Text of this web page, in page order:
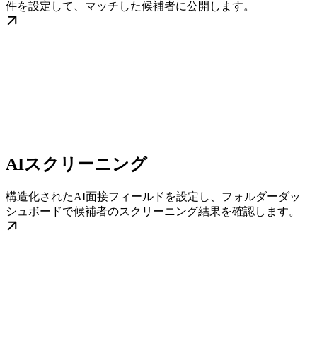
件を設定して、マッチした候補者に公開します。
AIスクリーニング
構造化されたAI面接フィールドを設定し、フォルダーダッ
シュボードで候補者のスクリーニング結果を確認します。